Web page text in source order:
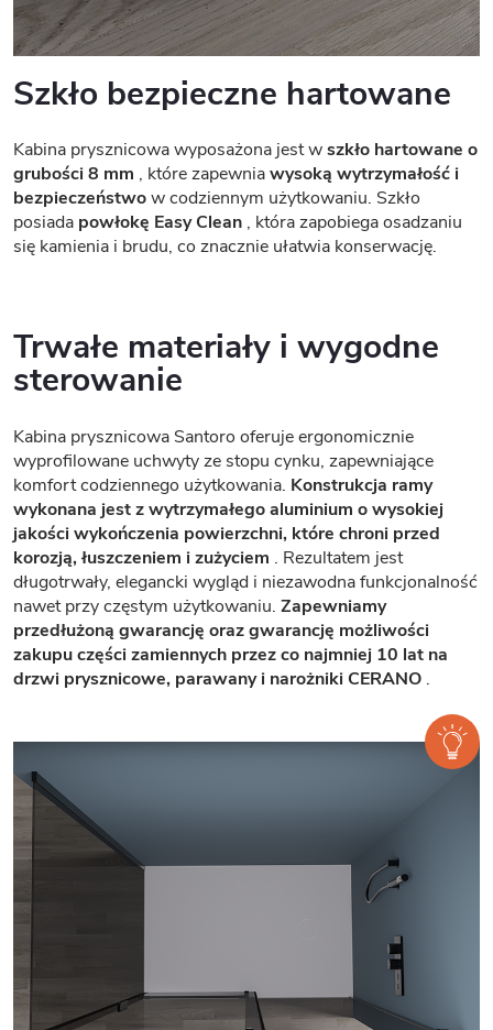
Szkło bezpieczne hartowane
Kabina prysznicowa wyposażona jest wszkło hartowane o
grubości 8 mm , które zapewniawysoką wytrzymałość i
bezpieczeństwow codziennym użytkowaniu. Szkło
posiada powłokę Easy Clean , która zapobiega osadzaniu
się kamienia i brudu, co znacznie ułatwia konserwację.
Trwałe materiały i wygodne
sterowanie
Kabina prysznicowa Santoro oferuje ergonomicznie
wyprofilowane uchwyty ze stopu cynku, zapewniające
komfort codziennego użytkowania. Konstrukcja ramy
wykonana jest z wytrzymałego aluminium o wysokiej
jakości wykończenia powierzchni, które chroni przed
korozją, łuszczeniem i zużyciem . Rezultatem jest
długotrwały, elegancki wygląd i niezawodna funkcjonalność
nawet przy częstym użytkowaniu. Zapewniamy
przedłużoną gwarancję oraz gwarancję możliwości
zakupu części zamiennych przez co najmniej 10 lat na
drzwi prysznicowe, parawany i narożniki CERANO .